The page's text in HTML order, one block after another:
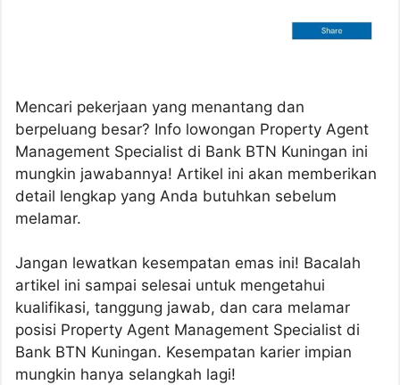
Mencari pekerjaan yang menantang dan
berpeluang besar? Info lowongan Property Agent
Management Specialist di Bank BTN Kuningan ini
mungkin jawabannya! Artikel ini akan memberikan
detail lengkap yang Anda butuhkan sebelum
melamar.
Jangan lewatkan kesempatan emas ini! Bacalah
artikel ini sampai selesai untuk mengetahui
kualifikasi, tanggung jawab, dan cara melamar
posisi Property Agent Management Specialist di
Bank BTN Kuningan. Kesempatan karier impian
mungkin hanya selangkah lagi!